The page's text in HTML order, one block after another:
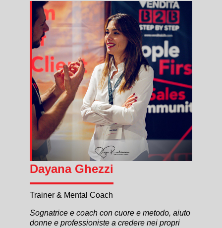
Dayana Ghezzi
Trainer & Mental Coach
Sognatrice e coach con cuore e metodo, aiuto
donne e professioniste a credere nei propri